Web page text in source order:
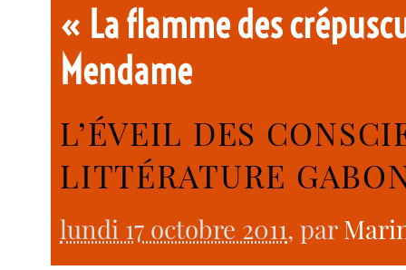
« La flamme des
Mendame
L’ÉVEIL DES
LITTÉRATURE
lundi 17 octobre 2011, par